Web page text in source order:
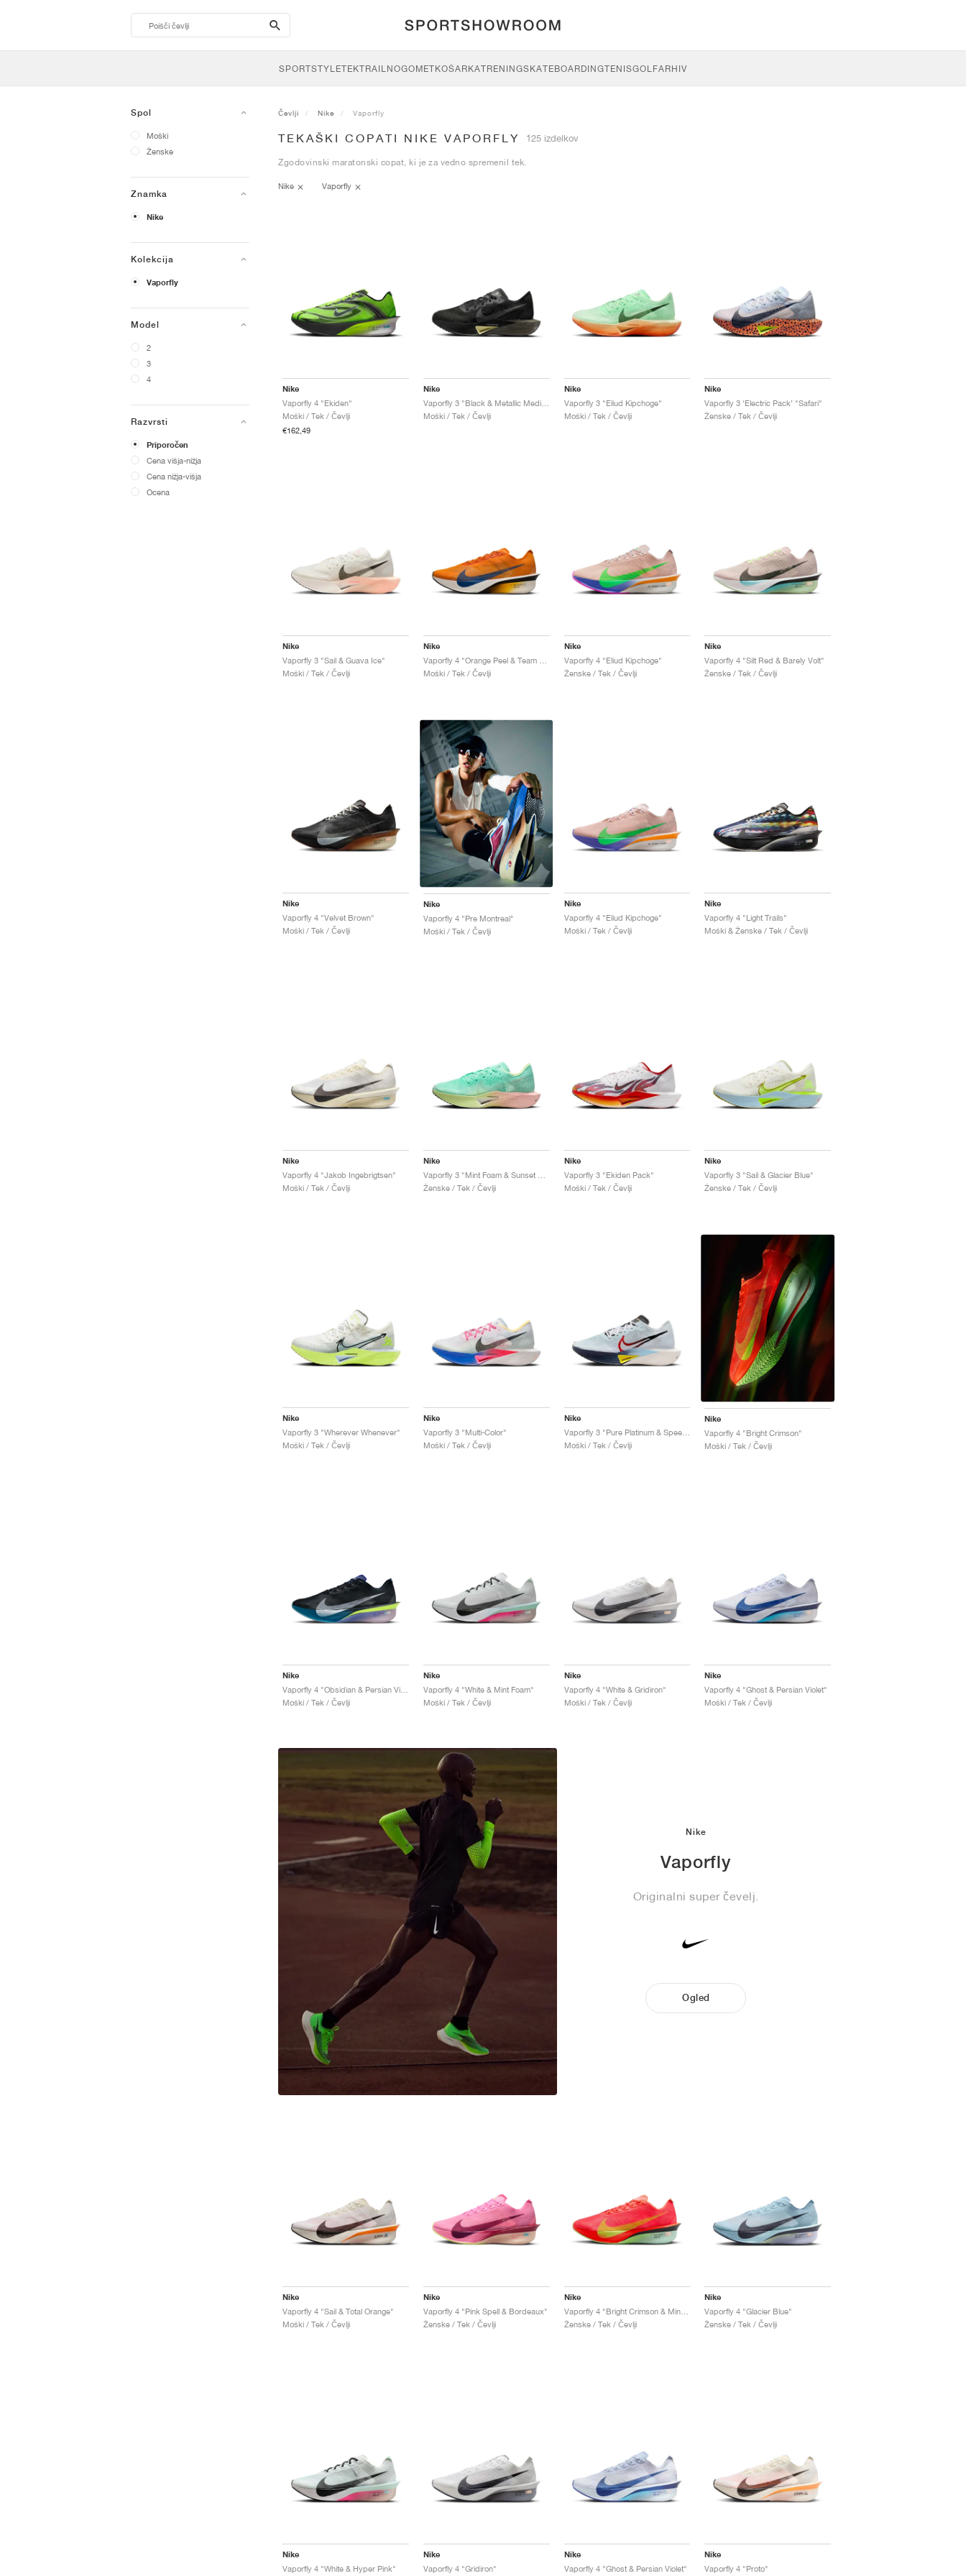
search-
btn
SPORTSTYLETEKTRAILNOGOMETKOŠARKATRENINGSKATEBOARDINGTENISGOLFARHIV
Spol
Moški
Ženske
Znamka
Nike
Kolekcija
Vaporfly
Model
2
3
4
Razvrsti
Priporočen
Cena višja-nižja
Cena nižja-višja
Ocena
Čevlji Nike Vaporfly
TEKAŠKI COPATI NIKE VAPORFLY 125 izdelkov
Zgodovinski maratonski copat, ki je za vedno spremenil tek.
Nike Vaporfly
Nike
Vaporfly
Originalni super čevelj.
Ogled
Nike
Vaporfly 4 "Ekiden"
Moški / Tek / Čevlji
€162,49
Nike
Vaporfly 3 "Black & Metallic Medium Ash"
Moški / Tek / Čevlji
Nike
Vaporfly 3 "Eliud Kipchoge"
Moški / Tek / Čevlji
Nike
Vaporfly 3 ‘Electric Pack’ "Safari"
Ženske / Tek / Čevlji
Nike
Vaporfly 3 "Sail & Guava Ice"
Moški / Tek / Čevlji
Nike
Moški / Tek / Čevlji
Nike
Vaporfly 4 "Eliud Kipchoge"
Ženske / Tek / Čevlji
Nike
Vaporfly 4 "Silt Red & Barely Volt"
Ženske / Tek / Čevlji
Nike
Vaporfly 4 "Velvet Brown"
Moški / Tek / Čevlji
Nike
Vaporfly 4 "Pre Montreal"
Moški / Tek / Čevlji
Nike
Vaporfly 4 "Eliud Kipchoge"
Moški / Tek / Čevlji
Nike
Vaporfly 4 "Light Trails"
Moški & Ženske / Tek / Čevlji
Nike
Vaporfly 4 "Jakob Ingebrigtsen"
Moški / Tek / Čevlji
Nike
Ženske / Tek / Čevlji
Nike
Vaporfly 3 "Ekiden Pack"
Moški / Tek / Čevlji
Nike
Vaporfly 3 "Sail & Glacier Blue"
Ženske / Tek / Čevlji
Nike
Vaporfly 3 "Wherever Whenever"
Moški / Tek / Čevlji
Nike
Vaporfly 3 "Multi-Color"
Moški / Tek / Čevlji
Nike
Vaporfly 3 "Pure Platinum & Speed Red"
Moški / Tek / Čevlji
Nike
Vaporfly 4 "Bright Crimson"
Moški / Tek / Čevlji
Nike
Moški / Tek / Čevlji
Nike
Vaporfly 4 "White & Mint Foam"
Moški / Tek / Čevlji
Nike
Vaporfly 4 "White & Gridiron"
Moški / Tek / Čevlji
Nike
Vaporfly 4 "Ghost & Persian Violet"
Moški / Tek / Čevlji
Nike
Vaporfly 4 "Sail & Total Orange"
Moški / Tek / Čevlji
Nike
Vaporfly 4 "Pink Spell & Bordeaux"
Ženske / Tek / Čevlji
Nike
Vaporfly 4 "Bright Crimson & Mint Foam"
Ženske / Tek / Čevlji
Nike
Vaporfly 4 "Glacier Blue"
Ženske / Tek / Čevlji
Nike
Vaporfly 4 "White & Hyper Pink"
Nike
Vaporfly 4 "Gridiron"
Nike
Vaporfly 4 "Ghost & Persian Violet"
Nike
Vaporfly 4 "Proto"